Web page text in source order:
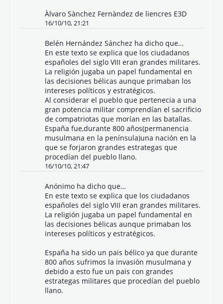
Àlvaro Sànchez Fernàndez de liencres E3D
16/10/10, 21:21
Belén Hernández Sánchez ha dicho que…
En este texto se explica que los ciudadanos
españoles del siglo VIII eran grandes militares.
La religión jugaba un papel fundamental en
las decisiones bélicas aunque primaban los
intereses políticos y estratégicos.
Al considerar el pueblo que pertenecia a una
gran potencia militar comprendían el sacrificio
de compatriotas que morían en las batallas.
España fue,durante 800 años(permanencia
musulmana en la península)una nación en la
que se forjaron grandes estrategas que
procedían del pueblo llano.
16/10/10, 21:47
Anónimo ha dicho que…
En este texto se explica que los ciudadanos
españoles del siglo VIII eran grandes militares.
La religión jugaba un papel fundamental en
las decisiones bélicas aunque primaban los
intereses políticos y estratégicos.
España ha sido un pais bélico ya que durante
800 años sufrimos la invasión musulmana y
debido a esto fue un pais con grandes
estrategas militares que procedían del pueblo
llano.